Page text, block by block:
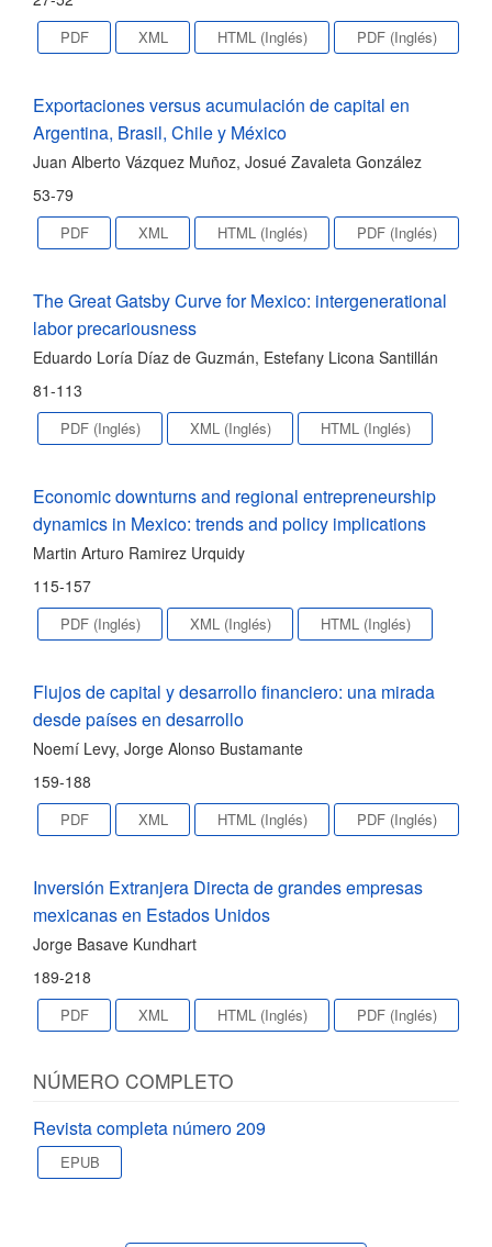
PDF XML HTML (Inglés) PDF (Inglés)
Exportaciones versus acumulación de capital en
Argentina, Brasil, Chile y México
Juan Alberto Vázquez Muñoz, Josué Zavaleta González
53-79
PDF XML HTML (Inglés) PDF (Inglés)
The Great Gatsby Curve for Mexico: intergenerational
labor precariousness
Eduardo Loría Díaz de Guzmán, Estefany Licona Santillán
81-113
PDF (Inglés) XML (Inglés) HTML (Inglés)
Economic downturns and regional entrepreneurship
dynamics in Mexico: trends and policy implications
Martin Arturo Ramirez Urquidy
115-157
PDF (Inglés) XML (Inglés) HTML (Inglés)
Flujos de capital y desarrollo financiero: una mirada
desde países en desarrollo
Noemí Levy, Jorge Alonso Bustamante
159-188
PDF XML HTML (Inglés) PDF (Inglés)
Inversión Extranjera Directa de grandes empresas
mexicanas en Estados Unidos
Jorge Basave Kundhart
189-218
PDF XML HTML (Inglés) PDF (Inglés)
NÚMERO COMPLETO
Revista completa número 209
EPUB